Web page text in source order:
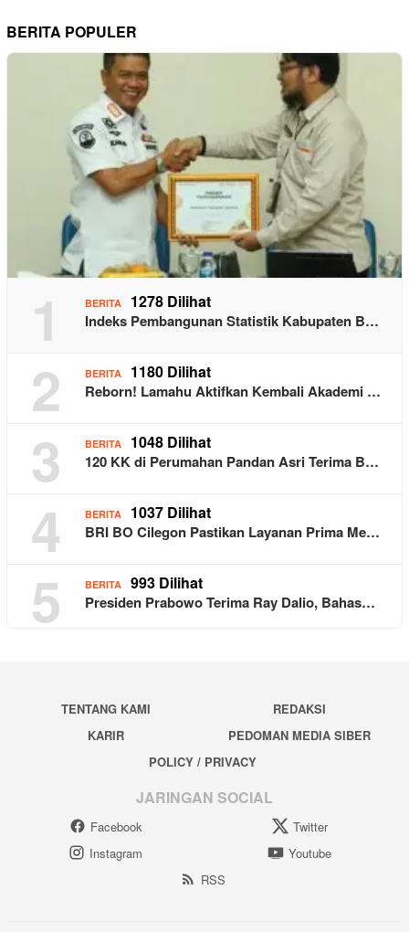
BERITA POPULER
1 BERITA 1278 Dilihat
Indeks Pembangunan Statistik Kabupaten B…
2 BERITA 1180 Dilihat
Reborn! Lamahu Aktifkan Kembali Akademi …
3 BERITA 1048 Dilihat
120 KK di Perumahan Pandan Asri Terima B…
4 BERITA 1037 Dilihat
BRI BO Cilegon Pastikan Layanan Prima Me…
5 BERITA 993 Dilihat
Presiden Prabowo Terima Ray Dalio, Bahas…
TENTANG KAMI
REDAKSI
KARIR
PEDOMAN MEDIA SIBER
POLICY / PRIVACY
JARINGAN SOCIAL
Facebook
Twitter
Instagram
Youtube
RSS